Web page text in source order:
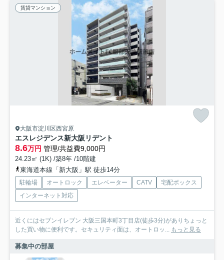
賃貸マンション
大阪市淀川区西宮原
エスレジデンス新大阪リデント
8.6万円 管理/共益費9,000円
24.23㎡ (1K) /築8年 /10階建
東海道本線「新大阪」駅 徒歩14分
駐輪場 オートロック エレベーター CATV
宅配ボックス
インターネット対応
近くにはセブンイレブン 大阪三国本町3丁目店(徒歩3分)がありちょっと
した買い物に便利です。セキュリティ面は、オートロッ... もっと見る
募集中の部屋